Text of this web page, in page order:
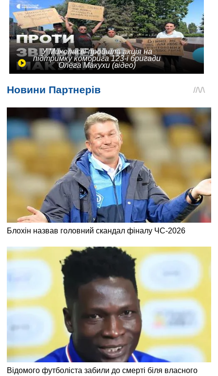
У Миколаєві пройшла акція на
підтримку комбрига 123-ї бригади
Олега Макухи (відео)